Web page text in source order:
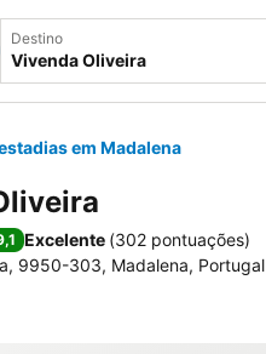
Destino
em Madalena
Excelente (302 pontuações)
9950-303, Madalena, Portugal